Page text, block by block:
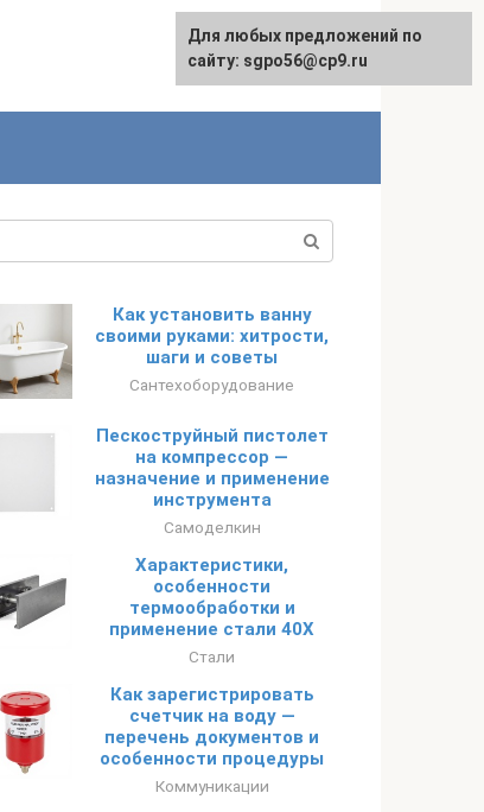
English
Как установить ванну
своими руками: хитрости,
шаги и советы
Сантехоборудование
Пескоструйный пистолет
на компрессор —
назначение и применение
инструмента
Самоделкин
Характеристики,
особенности
термообработки и
применение стали 40Х
Стали
Как зарегистрировать
счетчик на воду —
перечень документов и
особенности процедуры
Коммуникации
Для любых предложений по
сайту: sgpo56@cp9.ru